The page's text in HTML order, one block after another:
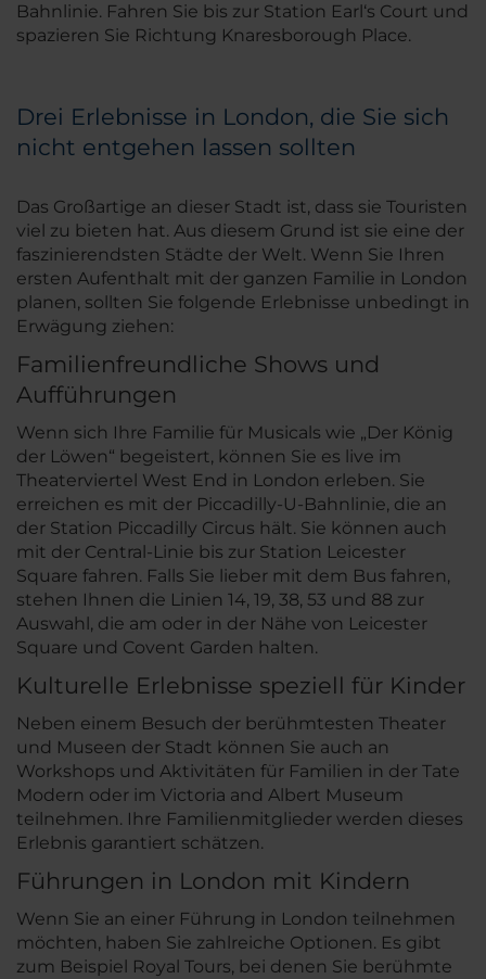
Bahnlinie. Fahren Sie bis zur Station Earl‘s Court und
spazieren Sie Richtung Knaresborough Place.
Drei Erlebnisse in London, die Sie sich
nicht entgehen lassen sollten
Das Großartige an dieser Stadt ist, dass sie Touristen
viel zu bieten hat. Aus diesem Grund ist sie eine der
faszinierendsten Städte der Welt. Wenn Sie Ihren
ersten Aufenthalt mit der ganzen Familie in London
planen, sollten Sie folgende Erlebnisse unbedingt in
Erwägung ziehen:
Familienfreundliche Shows und
Aufführungen
Wenn sich Ihre Familie für Musicals wie „Der König
der Löwen“ begeistert, können Sie es live im
Theaterviertel West End in London erleben. Sie
erreichen es mit der Piccadilly-U-Bahnlinie, die an
der Station Piccadilly Circus hält. Sie können auch
mit der Central-Linie bis zur Station Leicester
Square fahren. Falls Sie lieber mit dem Bus fahren,
stehen Ihnen die Linien 14, 19, 38, 53 und 88 zur
Auswahl, die am oder in der Nähe von Leicester
Square und Covent Garden halten.
Kulturelle Erlebnisse speziell für Kinder
Neben einem Besuch der berühmtesten Theater
und Museen der Stadt können Sie auch an
Workshops und Aktivitäten für Familien in der Tate
Modern oder im Victoria and Albert Museum
teilnehmen. Ihre Familienmitglieder werden dieses
Erlebnis garantiert schätzen.
Führungen in London mit Kindern
Wenn Sie an einer Führung in London teilnehmen
möchten, haben Sie zahlreiche Optionen. Es gibt
zum Beispiel Royal Tours, bei denen Sie berühmte